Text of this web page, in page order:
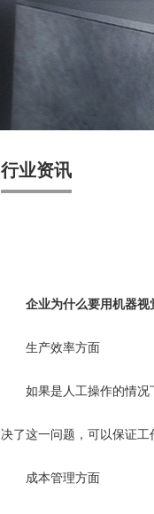
行业资讯
企业为什么要用机器视
生产效率方面
如果是人工操作的情况下
决了这一问题，可以保证工
成本管理方面